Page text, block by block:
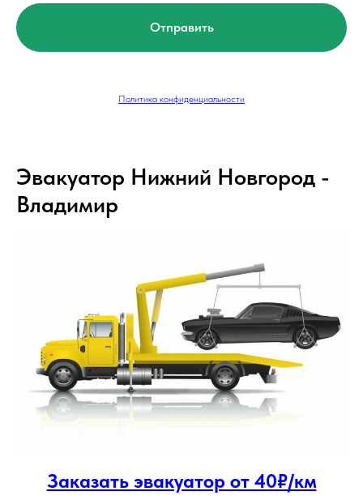
Отправить
Политика конфиденциальности
Эвакуатор Нижний Новгород -
Владимир
Заказать эвакуатор от 40₽/км